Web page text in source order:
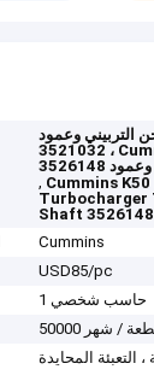
التربيني وعمود
3521032 ، Cummins K50 KTA50 ، عجلة
3526148
, Cummins
Turbocharger
Shaft 3526148
Cummins
USD85/pc
حاسب شخصي 1
قطعة / شهر
، التعبئة المحايدة